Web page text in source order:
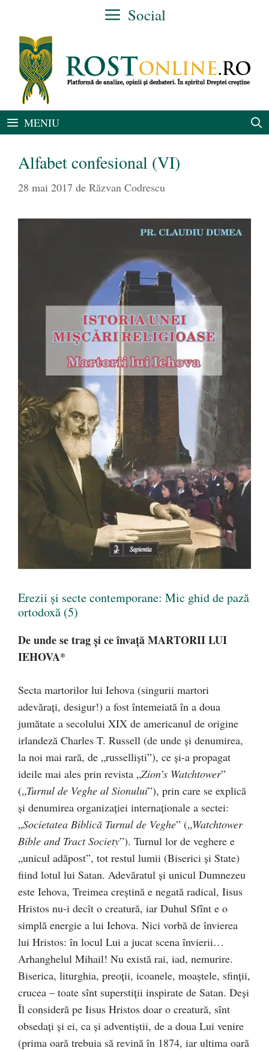
conținut
Social
MENIU
Alfabet confesional (VI)
28 mai 2017 de Răzvan Codrescu
Erezii și secte contemporane: Mic ghid de pază
ortodoxă (5)
De unde se trag şi ce învaţă MARTORII LUI
IEHOVA*
Secta martorilor lui Iehova (singurii martori
adevăraţi, desigur!) a fost întemeiată în a doua
jumătate a secolului XIX de americanul de origine
irlandeză Charles T. Russell (de unde şi denumirea,
la noi mai rară, de „russellişti”), ce şi-a propagat
ideile mai ales prin revista „Zion’s Watchtower”
(„Turnul de Veghe al Sionului”), prin care se explică
şi denumirea organizaţiei internaţionale a sectei:
„Societatea Biblică Turnul de Veghe” („Watchtower
Bible and Tract Society”). Turnul lor de veghere e
„unicul adăpost”, tot restul lumii (Biserici şi State)
fiind lotul lui Satan. Adevăratul şi unicul Dumnezeu
este Iehova, Treimea creştină e negată radical, Iisus
Hristos nu-i decît o creatură, iar Duhul Sfînt e o
simplă energie a lui Iehova. Nici vorbă de învierea
lui Hristos: în locul Lui a jucat scena învierii…
Arhanghelul Mihail! Nu există rai, iad, nemurire.
Biserica, liturghia, preoţii, icoanele, moaştele, sfinţii,
crucea – toate sînt superstiţii inspirate de Satan. Deşi
Îl consideră pe Iisus Hristos doar o creatură, sînt
obsedaţi şi ei, ca şi adventiştii, de a doua Lui venire
(prima oară trebuia să revină în 1874, iar ultima oară